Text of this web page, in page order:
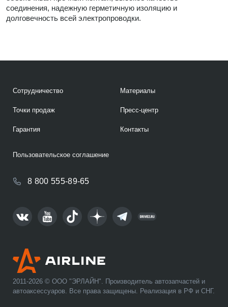
соединения, надежную герметичную изоляцию и
долговечность всей электропроводки.
2011-2026 © ООО "ЭРЛАЙН". Производитель автозапчастей и
автоаксессуаров. Все права защищены. Реализация в РФ и СНГ.
Сотрудничество
Точки продаж
Гарантия
Материалы
Пресс-центр
Контакты
8 800 555-89-65
Пользовательское соглашение